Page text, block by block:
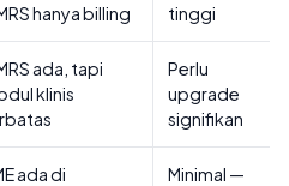
hanya billing
tinggi
ada, tapi
klinis
Perlu
upgrade
signifikan
ada di
Minimal —